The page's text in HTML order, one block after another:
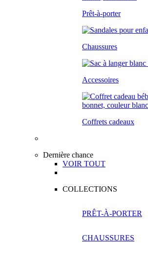
Prêt-à-porter
Chaussures
Accessoires
Coffrets cadeaux
Dernière chance
VOIR TOUT
COLLECTIONS
PRÊT-À-PORTER
CHAUSSURES